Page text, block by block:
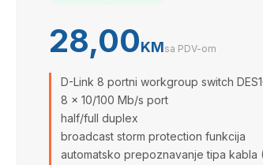
28,00KMsa PDV-om
D-Link 8 portni workgroup switch
8 x 10/100 Mb/s port
half/full duplex
broadcast storm protection funkcija
automatsko prepoznavanje tipa kabla